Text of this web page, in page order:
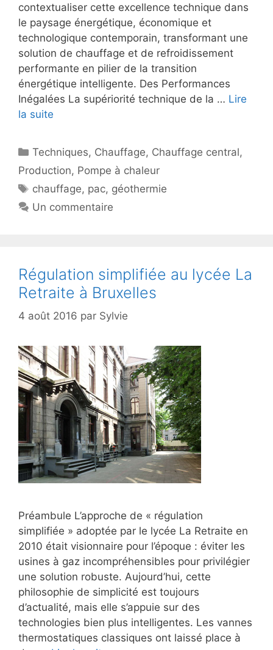
contextualiser cette excellence technique dans
le paysage énergétique, économique et
technologique contemporain, transformant une
solution de chauffage et de refroidissement
performante en pilier de la transition
énergétique intelligente. Des Performances
Inégalées La supériorité technique de la … Lire
la suite
Catégories
Techniques, Chauffage, Chauffage central,
Production, Pompe à chaleur
Étiquettes
chauffage, pac, géothermie
Un commentaire
Régulation simplifiée au lycée La
Retraite à Bruxelles
4 août 2016 par Sylvie
Préambule L’approche de « régulation
simplifiée » adoptée par le lycée La Retraite en
2010 était visionnaire pour l’époque : éviter les
usines à gaz incompréhensibles pour privilégier
une solution robuste. Aujourd’hui, cette
philosophie de simplicité est toujours
d’actualité, mais elle s’appuie sur des
technologies bien plus intelligentes. Les vannes
thermostatiques classiques ont laissé place à